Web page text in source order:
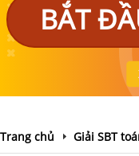
BẮT
Trang chủ Giải SBT